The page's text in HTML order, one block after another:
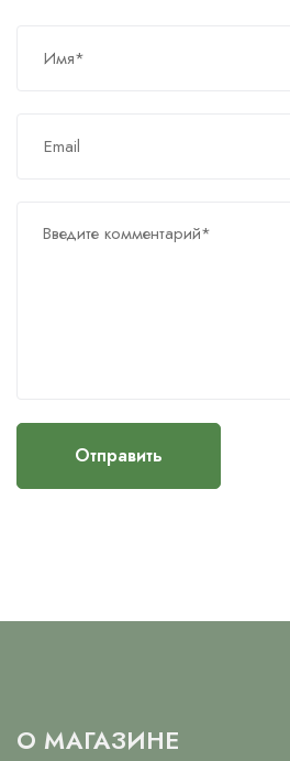
Отправить
О МАГАЗИНЕ